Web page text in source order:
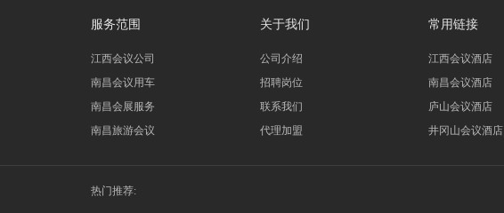
服务范围
江西会议公司
南昌会议用车
南昌会展服务
南昌旅游会议
关于我们
公司介绍
招聘岗位
联系我们
代理加盟
常用链接
江西会议酒店
南昌会议酒店
庐山会议酒店
井冈山会议酒店
热门推荐: